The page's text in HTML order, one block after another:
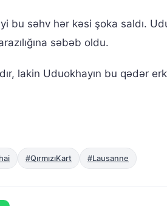
səhv hər kəsi şoka saldı.
səbəb oldu.
lakin Uduokhayın bu qədər
#QırmızıKart #Lausanne